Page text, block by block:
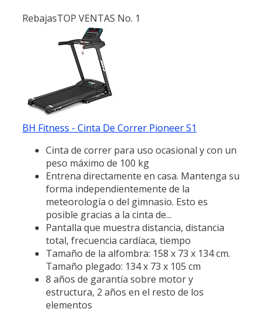
RebajasTOP VENTAS No. 1
BH Fitness - Cinta De Correr Pioneer S1
Cinta de correr para uso ocasional y con un
peso máximo de 100 kg
Entrena directamente en casa. Mantenga su
forma independientemente de la
meteorología o del gimnasio. Esto es
posible gracias a la cinta de...
Pantalla que muestra distancia, distancia
total, frecuencia cardíaca, tiempo
Tamaño de la alfombra: 158 x 73 x 134 cm.
Tamaño plegado: 134 x 73 x 105 cm
8 años de garantía sobre motor y
estructura, 2 años en el resto de los
elementos